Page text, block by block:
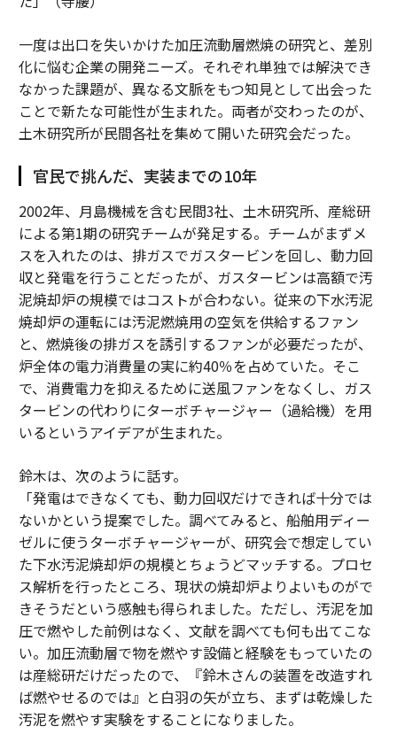
一度は出口を失いかけた加圧流動層燃焼の研究と、差別
化に悩む企業の開発ニーズ。それぞれ単独では解決でき
なかった課題が、異なる文脈をもつ知見として出会った
ことで新たな可能性が生まれた。両者が交わったのが、
土木研究所が民間各社を集めて開いた研究会だった。
官民で挑んだ、実装までの10年
2002年、月島機械を含む民間3社、土木研究所、産総研
による第1期の研究チームが発足する。チームがまずメ
スを入れたのは、排ガスでガスタービンを回し、動力回
収と発電を行うことだったが、ガスタービンは高額で汚
泥焼却炉の規模ではコストが合わない。従来の下水汚泥
焼却炉の運転には汚泥燃焼用の空気を供給するファン
と、燃焼後の排ガスを誘引するファンが必要だったが、
炉全体の電力消費量の実に約40％を占めていた。そこ
で、消費電力を抑えるために送風ファンをなくし、ガス
タービンの代わりにターボチャージャー（過給機）を用
いるというアイデアが生まれた。
鈴木は、次のように話す。
「発電はできなくても、動力回収だけできれば十分では
ないかという提案でした。調べてみると、船舶用ディー
ゼルに使うターボチャージャーが、研究会で想定してい
た下水汚泥焼却炉の規模とちょうどマッチする。プロセ
ス解析を行ったところ、現状の焼却炉よりよいものがで
きそうだという感触も得られました。ただし、汚泥を加
圧で燃やした前例はなく、文献を調べても何も出てこな
い。加圧流動層で物を燃やす設備と経験をもっていたの
は産総研だけだったので、『鈴木さんの装置を改造すれ
ば燃やせるのでは』と白羽の矢が立ち、まずは乾燥した
汚泥を燃やす実験をすることになりました。